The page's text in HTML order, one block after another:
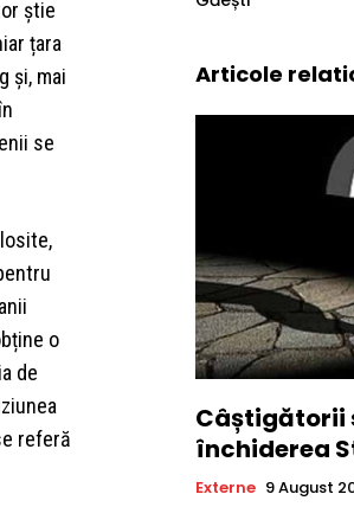
știe
țara
și, mai
se
o
de
referă
Articole
Câștigătorii
închiderea
Externe 9 August